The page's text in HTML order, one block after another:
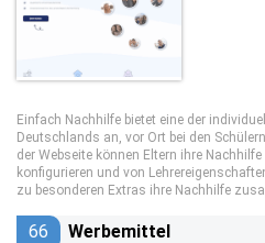
Einfach Nachhilfe bietet eine der
Deutschlands an, vor Ort bei den
der Webseite können Eltern ihre
konfigurieren und von
zu besonderen Extras ihre Nachhilfe
66 Werbemittel